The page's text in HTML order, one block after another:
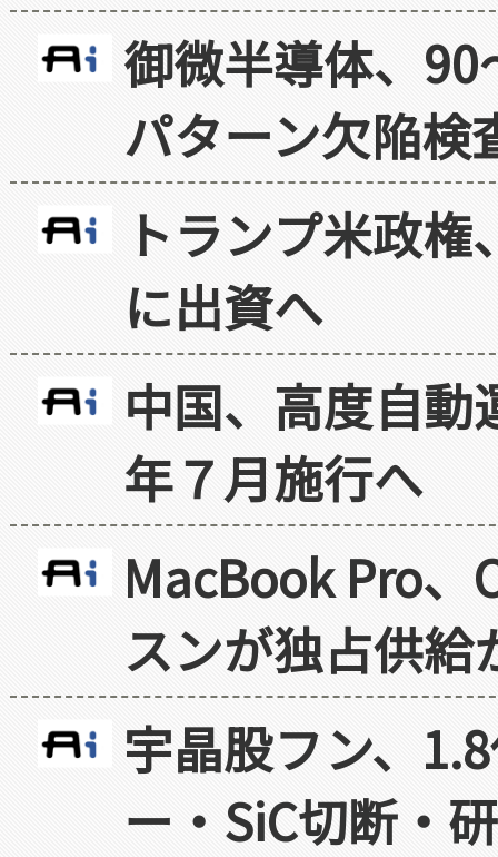
御微半導体、
パターン欠陥検
トランプ米政
に出資へ
中国、高度自
年７月施行へ
MacBook Pro
スンが独占供給
宇晶股フン、
ー・SiC切断・